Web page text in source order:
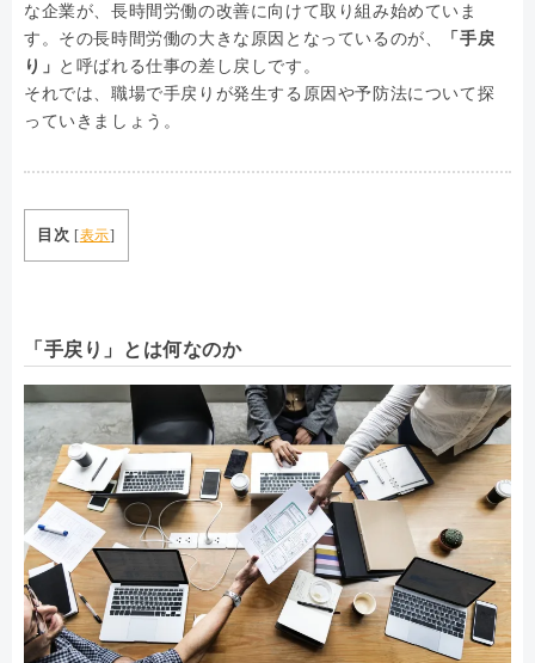
な企業が、長時間労働の改善に向けて取り組み始めていま
す。その長時間労働の大きな原因となっているのが、
「手戻
り」 と呼ばれる仕事の差し戻しです。
それでは、職場で手戻りが発生する原因や予防法について探
っていきましょう。
目次 [表示]
「手戻り」とは何なのか